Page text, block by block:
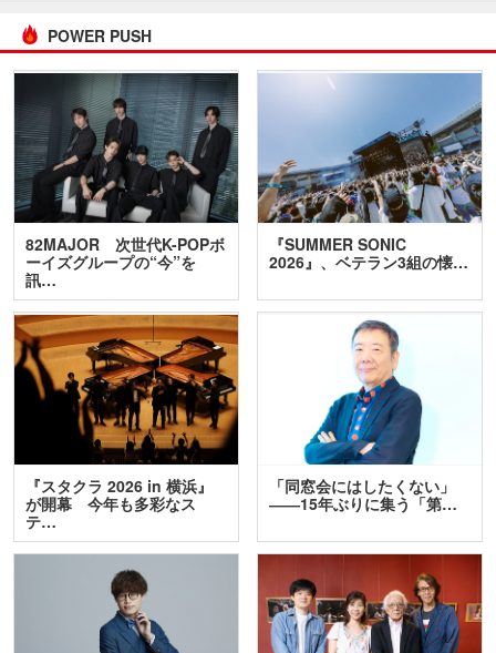
POWER PUSH
82MAJOR 次世代K-POPボ
ーイズグループの“今”を
訊…
『SUMMER SONIC
2026』、ベテラン3組の懐…
『スタクラ 2026 in 横浜』
が開幕 今年も多彩なス
テ…
「同窓会にはしたくない」
――15年ぶりに集う「第…